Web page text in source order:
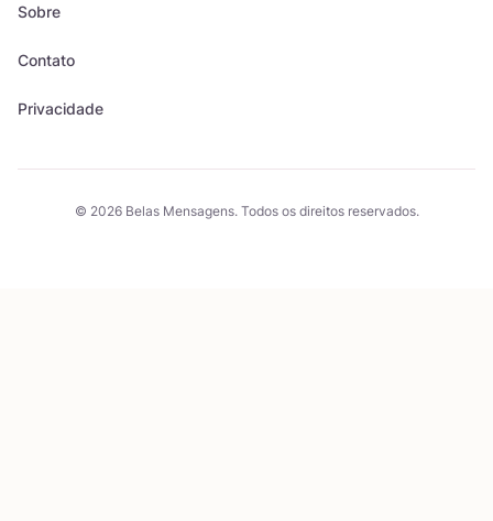
Sobre
Contato
Privacidade
© 2026 Belas Mensagens. Todos os direitos reservados.